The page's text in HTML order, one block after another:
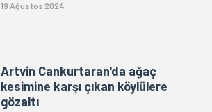
19 Ağustos 2024
Artvin Cankurtaran'da ağaç
kesimine karşı çıkan köylülere
gözaltı